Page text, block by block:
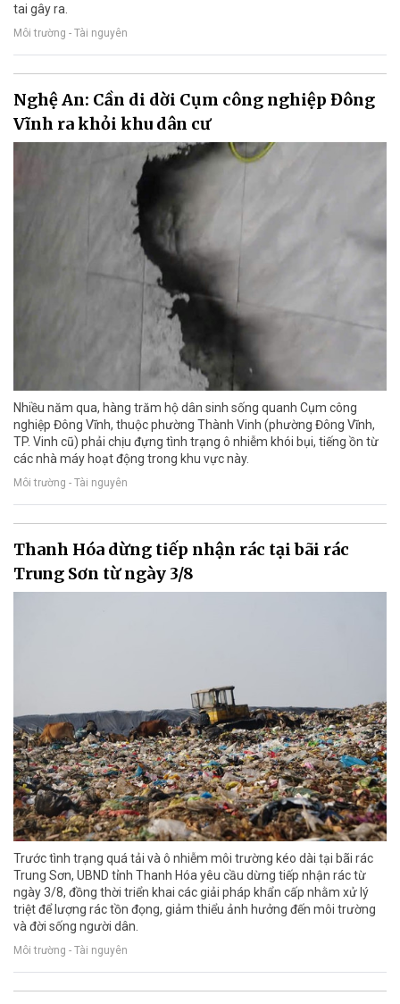
tai gây ra.
Môi trường - Tài nguyên
Nghệ An: Cần di dời Cụm công nghiệp Đông
Vĩnh ra khỏi khu dân cư
Nhiều năm qua, hàng trăm hộ dân sinh sống quanh Cụm công
nghiệp Đông Vĩnh, thuộc phường Thành Vinh (phường Đông Vĩnh,
TP. Vinh cũ) phải chịu đựng tình trạng ô nhiễm khói bụi, tiếng ồn từ
các nhà máy hoạt động trong khu vực này.
Môi trường - Tài nguyên
Thanh Hóa dừng tiếp nhận rác tại bãi rác
Trung Sơn từ ngày 3/8
Trước tình trạng quá tải và ô nhiễm môi trường kéo dài tại bãi rác
Trung Sơn, UBND tỉnh Thanh Hóa yêu cầu dừng tiếp nhận rác từ
ngày 3/8, đồng thời triển khai các giải pháp khẩn cấp nhằm xử lý
triệt để lượng rác tồn đọng, giảm thiểu ảnh hưởng đến môi trường
và đời sống người dân.
Môi trường - Tài nguyên